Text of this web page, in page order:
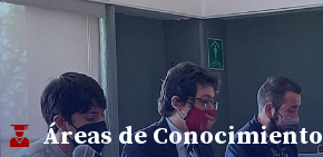
Áreas de Conocimiento